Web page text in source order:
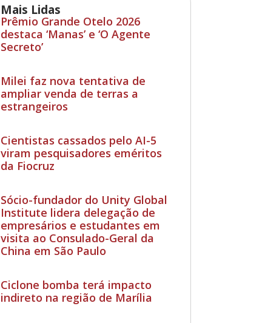
Mais Lidas
Prêmio Grande Otelo 2026
destaca ‘Manas’ e ‘O Agente
Secreto’
Milei faz nova tentativa de
ampliar venda de terras a
estrangeiros
Cientistas cassados pelo AI-5
viram pesquisadores eméritos
da Fiocruz
Sócio-fundador do Unity Global
Institute lidera delegação de
empresários e estudantes em
visita ao Consulado-Geral da
China em São Paulo
Ciclone bomba terá impacto
indireto na região de Marília